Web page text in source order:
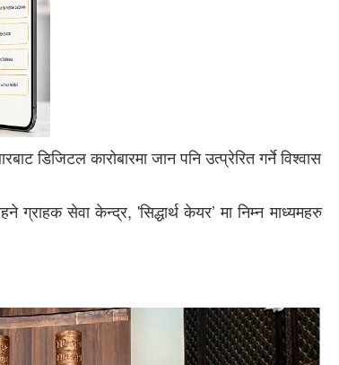
डिजिटल कारोबारमा जान पनि उत्प्रेरित गर्ने विश्वास
ग्राहक सेवाकेन्द्र, 'सिद्धार्थ केयर’ मा निम्न माध्यमहरु